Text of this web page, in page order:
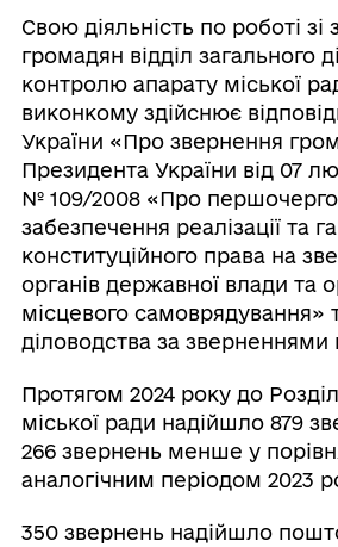
Свою діяльність по роботі
громадян відділ загального
контролю апарату міської
виконкому здійснює
України «Про звернення
Президента України від 07
№ 109/2008 «Про
забезпечення реалізації та
конституційного права на
органів державної влади та
місцевого самоврядування»
діловодства за зверненнями
Протягом 2024 року до
міської ради надійшло 879
266 звернень менше у
аналогічним періодом 2023
350 звернень надійшло